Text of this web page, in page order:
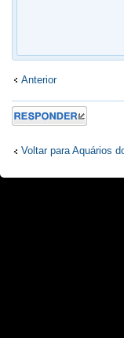
Anterior
Responder
Voltar para Aquários